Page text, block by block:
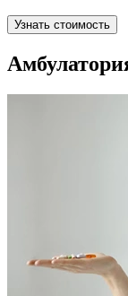
Узнать стоимость